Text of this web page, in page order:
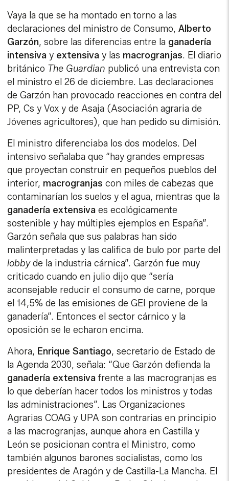
Vaya la que se ha montado en torno a las
declaraciones del ministro de Consumo,Alberto
Garzón, sobre las diferencias entre la ganadería
intensiva y extensiva y las macrogranjas. El diario
británico The Guardian publicó una entrevista con
el ministro el 26 de diciembre. Las declaraciones
de Garzón han provocado reacciones en contra del
PP, Cs y Vox y de Asaja (Asociación agraria de
Jóvenes agricultores), que han pedido su dimisión.
El ministro diferenciaba los dos modelos. Del
intensivo señalaba que “hay grandes empresas
que proyectan construir en pequeños pueblos del
interior, macrogranjas con miles de cabezas que
contaminarían los suelos y el agua, mientras que la
ganadería extensiva es ecológicamente
sostenible y hay múltiples ejemplos en España”.
Garzón señala que sus palabras han sido
malinterpretadas y las califica de bulo por parte del
lobbyde la industria cárnica”. Garzón fue muy
criticado cuando en julio dijo que “sería
aconsejable reducir el consumo de carne, porque
el 14,5% de las emisiones de GEI proviene de la
ganadería”. Entonces el sector cárnico y la
oposición se le echaron encima.
Ahora, Enrique Santiago, secretario de Estado de
la Agenda 2030, señala: “Que Garzón defienda la
ganadería extensivafrente a las macrogranjas es
lo que deberían hacer todos los ministros y todas
las administraciones”. Las Organizaciones
Agrarias COAG y UPA son contrarias en principio
a las macrogranjas, aunque ahora en Castilla y
León se posicionan contra el Ministro, como
también algunos barones socialistas, como los
presidentes de Aragón y de Castilla-La Mancha. El